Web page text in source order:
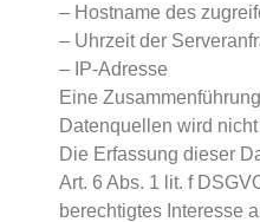
– Hostname des
– Uhrzeit der
– IP-Adresse
Eine
Datenquellen wird
Die Erfassung dieser
Art. 6 Abs. 1 lit. f
berechtigtes Interesse